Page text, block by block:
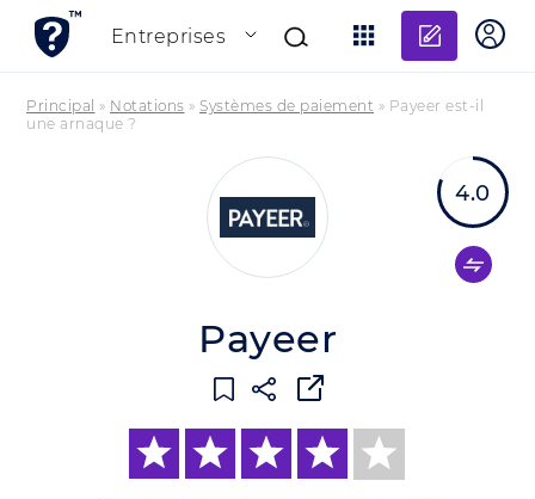
Entreprises
Principal » Notations » Systèmes de paiement » Payeer est-il
une arnaque ?
Payeer
4.0